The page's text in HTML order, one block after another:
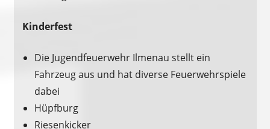
Kinderfest
Die Jugendfeuerwehr Ilmenau stellt ein
Fahrzeug aus und hat diverse Feuerwehrspiele
dabei
Hüpfburg
Riesenkicker